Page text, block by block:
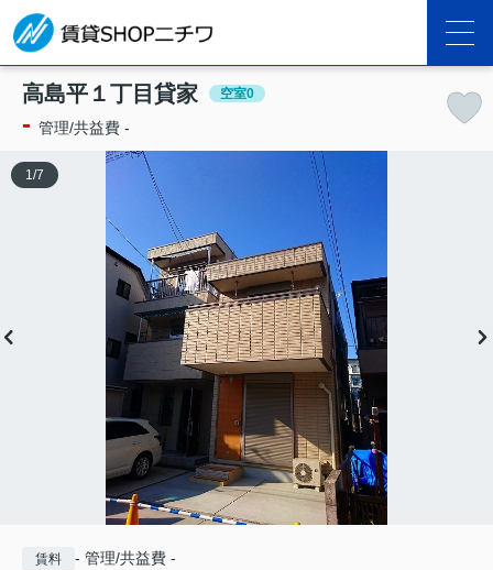
高島平１丁目貸家 空室0
- 管理/共益費 -
1 /7
賃料 - 管理/共益費 -